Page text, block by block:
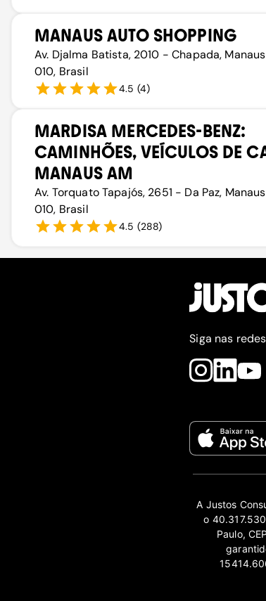
MANAUS AUTO SHOPPING
Av. Djalma Batista, 2010 - Chapada,
010, Brasil
4.5 (4)
MARDISA MERCEDES-BENZ:
CAMINHÕES, VEÍCULOS DE
MANAUS AM
Av. Torquato Tapajós, 2651 - Da Paz,
010, Brasil
4.5 (288)
Siga nas
A Justos
o
Paulo,